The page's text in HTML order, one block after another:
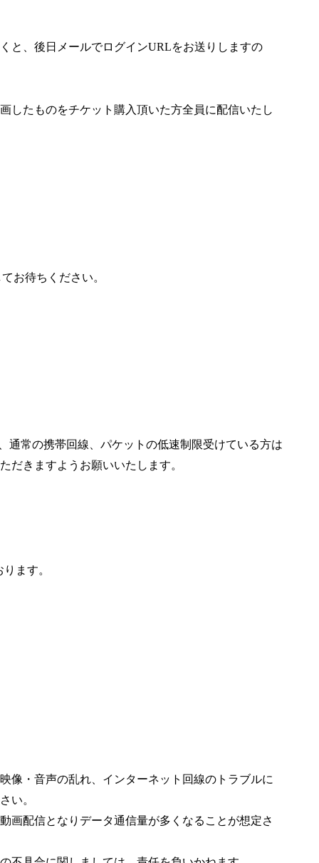
と、後日メールでログインURLをお送りしますの
したものをチケット購入頂いた方全員に配信いたし
お待ちください。
通常の携帯回線、パケットの低速制限受けている方は
だきますようお願いいたします。
ます。
像・音声の乱れ、インターネット回線のトラブルに
い。
画配信となりデータ通信量が多くなることが想定さ